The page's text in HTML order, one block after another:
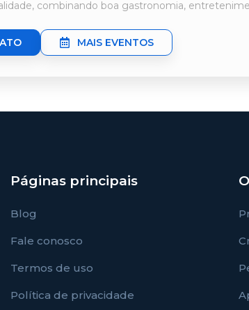
combinando boa gastronomia,
MAIS EVENTOS
Páginas principais
Blog
Fale conosco
Termos de uso
Política de privacidade